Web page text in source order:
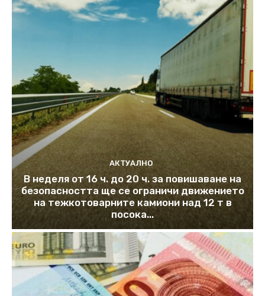
АКТУАЛНО
В неделя от 16 ч. до 20 ч. за повишаване на
безопасността ще се ограничи движението
на тежкотоварните камиони над 12 т в
посока...